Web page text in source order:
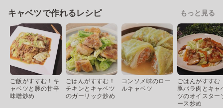
キャベツで作れるレシピ もっと見る
ご飯がすすむ！キ
ャベツと豚の甘辛
味噌炒め
ごはんがすすむ！
チキンとキャベツ
のガーリック炒め
コンソメ味のロー
ルキャベツ
ごはんがすすむ
豚バラ肉とキャ
ツのオイスター
ース炒め